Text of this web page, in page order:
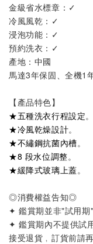
金級省水標章：✓
冷風風乾 ：✓
浸泡功能 ：✓
預約洗衣 ：✓
產地：中國
馬達3年保固、全機1
【產品特色】
★五種洗衣行程設定。
★冷風乾燥設計。
★不繡鋼抗菌內槽。
★8 段水位調整。
★緩降式玻璃上蓋。
◎消費權益告知◎
✦ 鑑賞期並非"試用期"
✦ 鑑賞期內不提供試
接受退貨﹐訂貨前請再